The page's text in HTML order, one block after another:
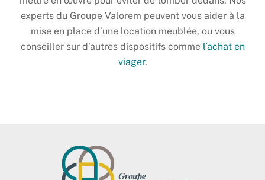
experts du Groupe Valorem peuvent vous aider à la
mise en place d’une location meublée, ou vous
conseiller sur d’autres dispositifs comme l’achat en
viager.